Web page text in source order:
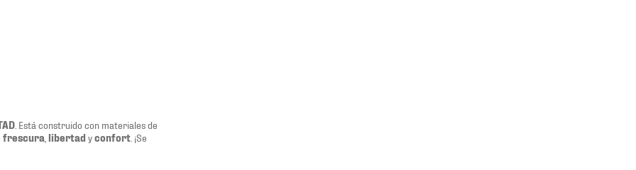
. Está construido con materiales de
frescura libertad yconfort . ¡Se